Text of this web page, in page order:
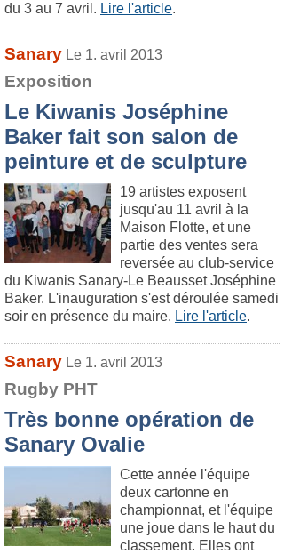
du 3 au 7 avril. Lire l'article.
Sanary Le 1. avril 2013
Exposition
Le Kiwanis Joséphine
Baker fait son salon de
peinture et de sculpture
19 artistes exposent
jusqu'au 11 avril à la
Maison Flotte, et une
partie des ventes sera
reversée au club-service
du Kiwanis Sanary-Le Beausset Joséphine
Baker. L'inauguration s'est déroulée samedi
soir en présence du maire. Lire l'article.
Sanary Le 1. avril 2013
Rugby PHT
Très bonne opération de
Sanary Ovalie
Cette année l'équipe
deux cartonne en
championnat, et l'équipe
une joue dans le haut du
classement. Elles ont